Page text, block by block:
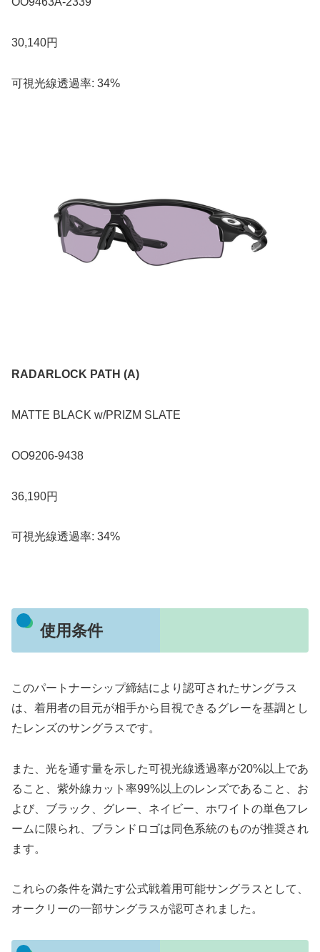
30,140円
可視光線透過率: 34%
RADARLOCK PATH (A)
MATTE BLACK w/PRIZM SLATE
OO9206-9438
36,190円
可視光線透過率: 34%
使用条件
このパートナーシップ締結により認可されたサングラス
は、 着用者の目元が相手から目視できるグレーを基調とし
たレンズのサングラスです。
また、光を通す量を示した可視光線透過率が20%以上であ
ること、紫外線カット率99%以上のレンズであること、 お
よび、ブラック、グレー、ネイビー、 ホワイトの単色フレ
ームに限られ、 ブランドロゴは同色系統のものが推奨され
ます。
これらの条件を満たす公式戦着用可能サングラスとして、
オークリーの一部サングラスが認可されました。